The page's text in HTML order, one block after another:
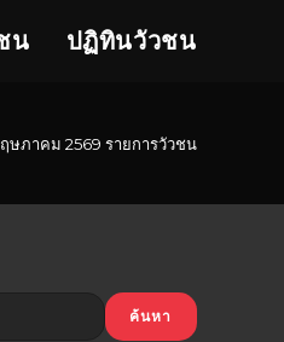
น ปฏิทินวัวชน
ษภาคม 2569 รายการวัวชน
ค้นหา